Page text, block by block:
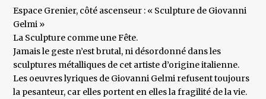
Espace Grenier, côté ascenseur : « Sculpture de Giovanni
Gelmi »
La Sculpture comme une Fête.
Jamais le geste n’est brutal, ni désordonné dans les
sculptures métalliques de cet artiste d’origine italienne.
Les oeuvres lyriques de Giovanni Gelmi refusent toujours
la pesanteur, car elles portent en elles la fragilité de la vie.